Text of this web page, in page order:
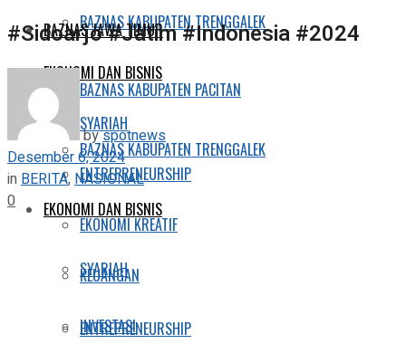
BAZNAS KABUPATEN TRENGGALEK
EKONOMI DAN BISNIS
SYARIAH
ENTREPRENEURSHIP
EKONOMI KREATIF
KEUANGAN
INVESTASI
BAZNAS JAWA TIMUR
BAZNAS KABUPATEN PACITAN
BAZNAS KABUPATEN TRENGGALEK
EKONOMI DAN BISNIS
SYARIAH
ENTREPRENEURSHIP
#Sidoarjo #Jatim #Indonesia #2024
byspotnews
Desember 6, 2024
in BERITA, NASIONAL
0